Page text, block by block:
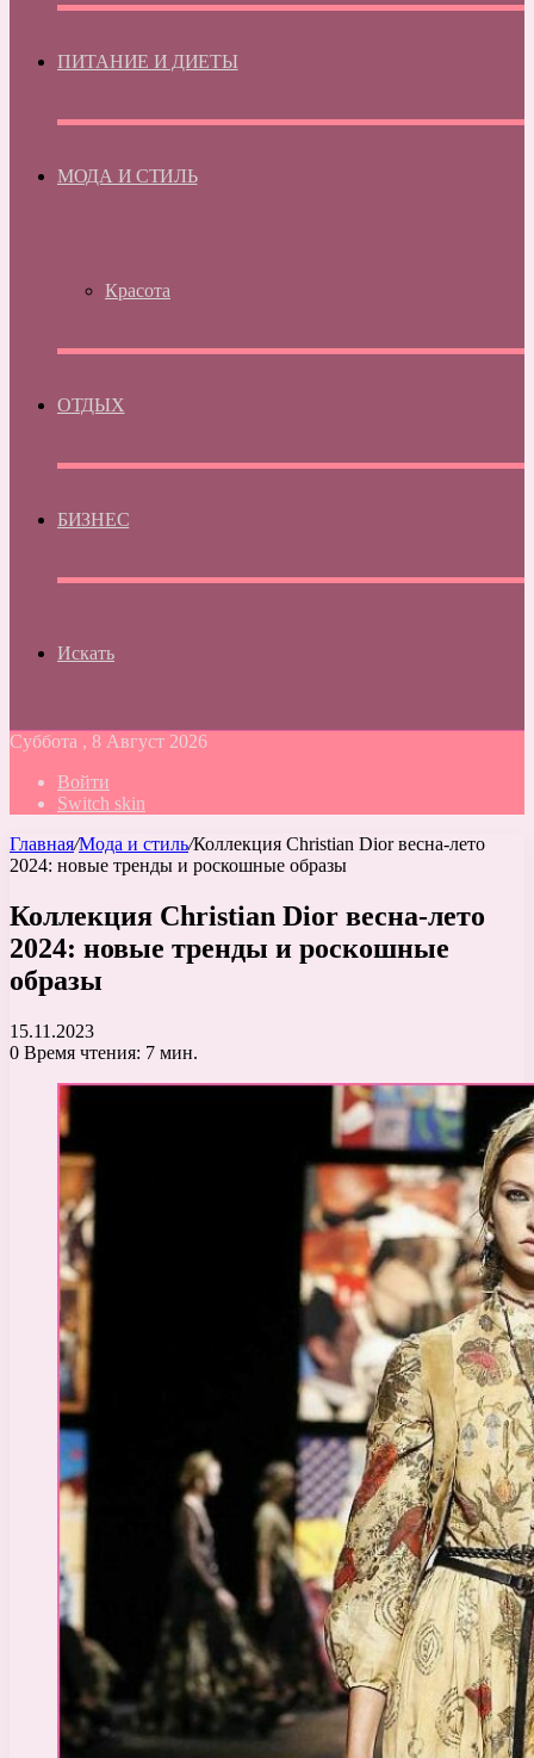
ПИТАНИЕ И ДИЕТЫ
МОДА И СТИЛЬ
Красота
ОТДЫХ
БИЗНЕС
Искать
Суббота , 8 Август 2026
Войти
Switch skin
Главная/Мода и стиль/Коллекция Christian Dior весна-лето
2024: новые тренды и роскошные образы
Коллекция Christian Dior весна-лето
2024: новые тренды и роскошные
образы
15.11.2023
0 Время чтения: 7 мин.